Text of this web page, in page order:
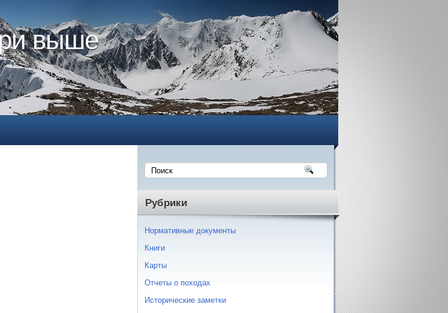
выше
Рубрики
Нормативные документы
Книги
Карты
Отчеты о походах
Исторические заметки